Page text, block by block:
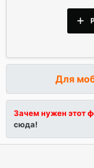
Для
Зачем нужен этот
сюда!